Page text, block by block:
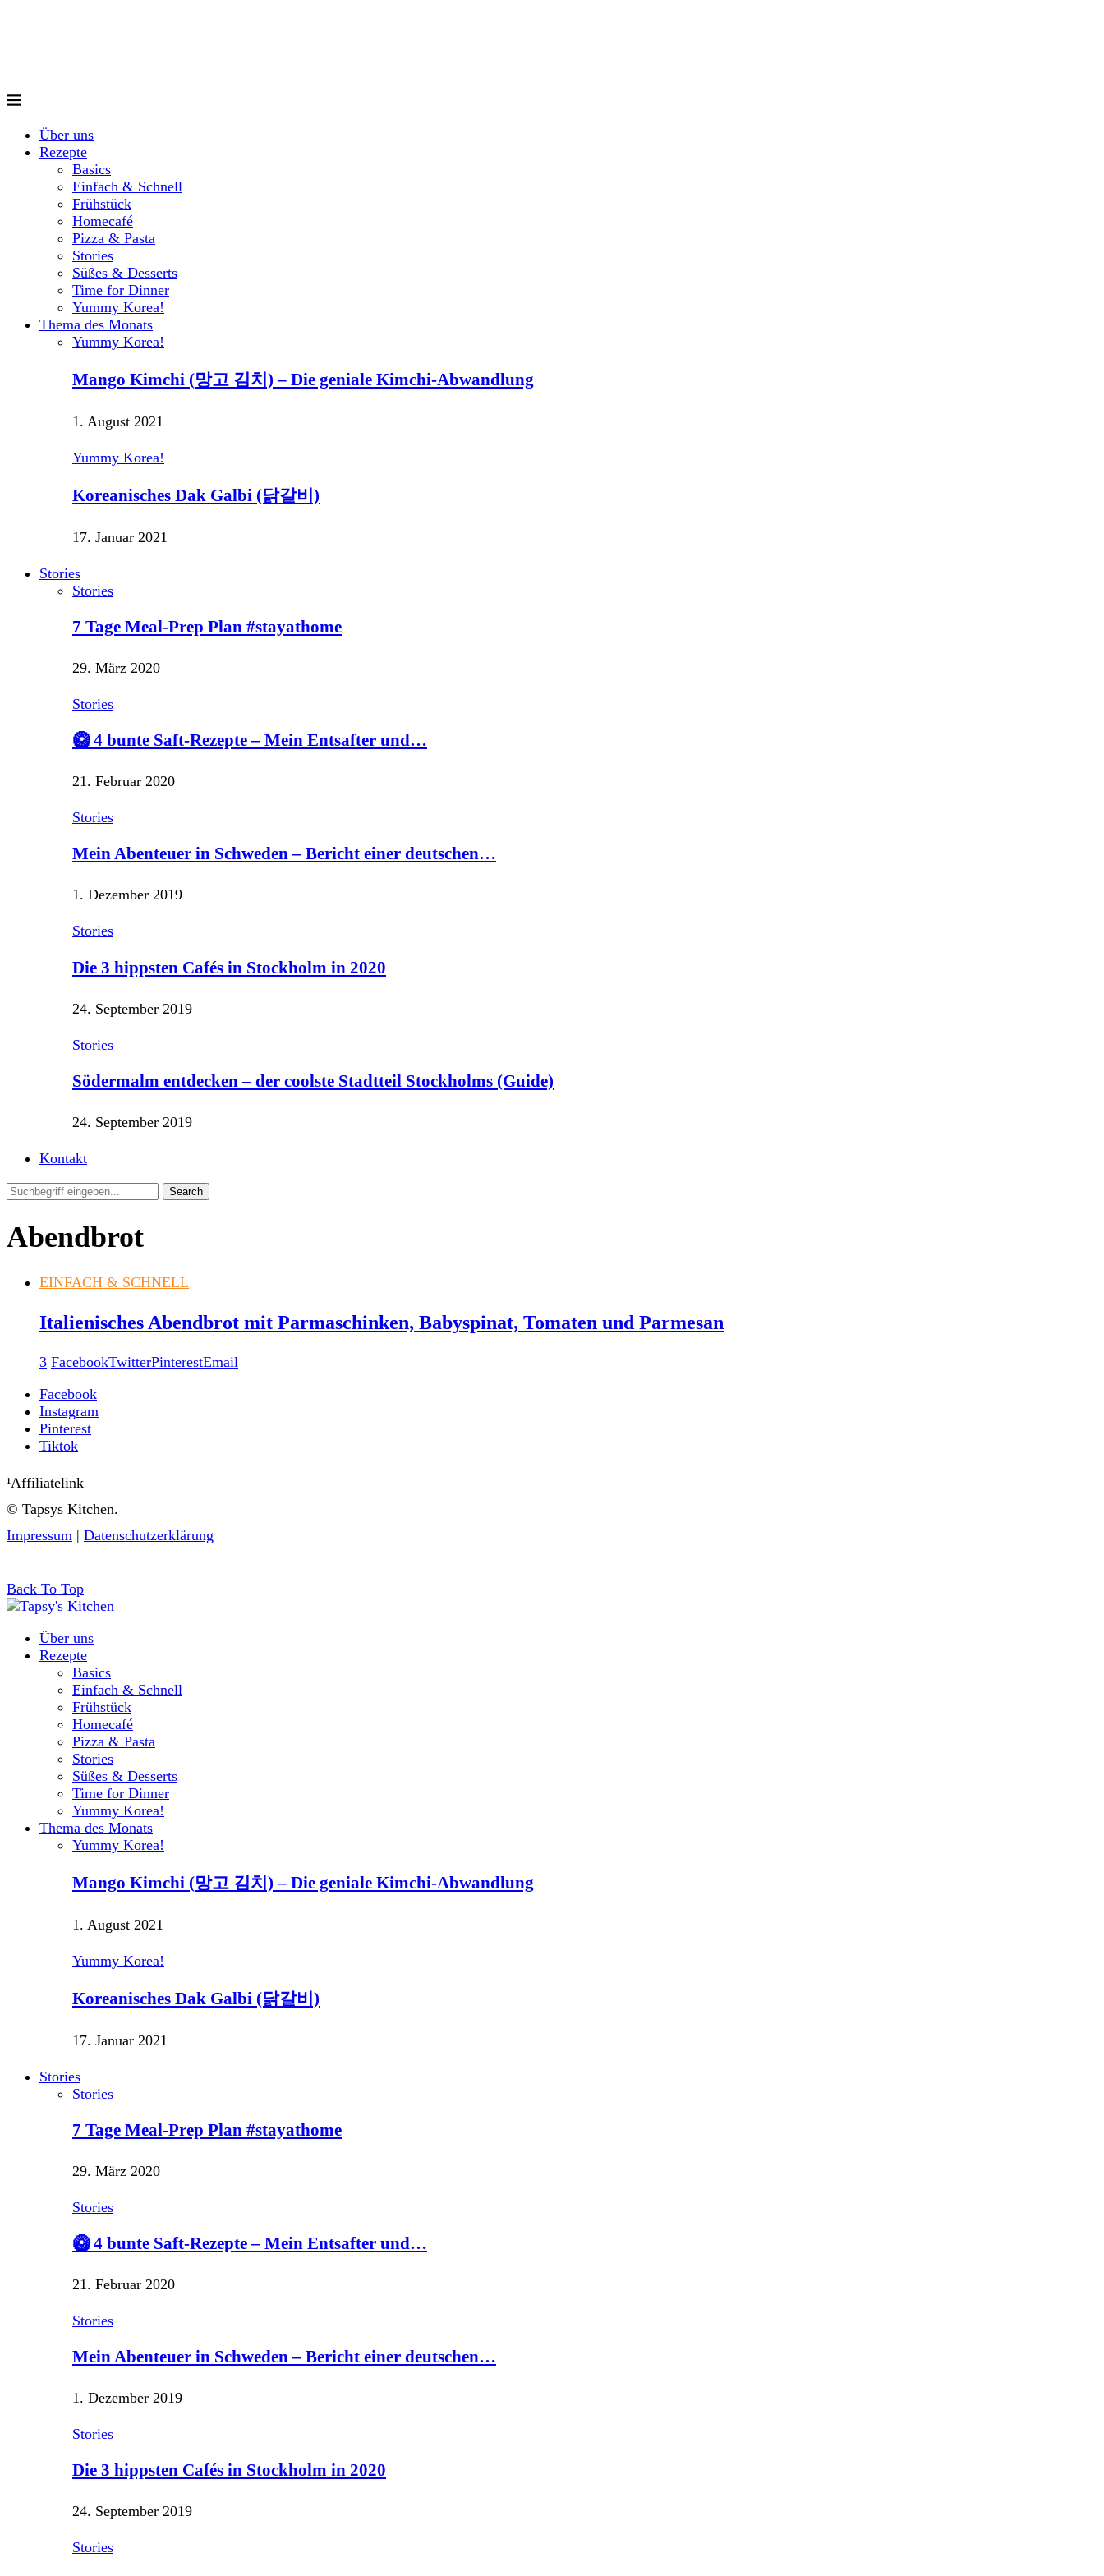
Über uns
Rezepte
Basics
Einfach & Schnell
Frühstück
Homecafé
Pizza & Pasta
Stories
Süßes & Desserts
Time for Dinner
Yummy Korea!
Thema des Monats
Yummy Korea!
Mango Kimchi (망고 김치) – Die geniale Kimchi-Abwandlung
1. August 2021
Yummy Korea!
Koreanisches Dak Galbi (닭갈비)
17. Januar 2021
Stories
Stories
7 Tage Meal-Prep Plan #stayathome
29. März 2020
Stories
🥝 4 bunte Saft-Rezepte – Mein Entsafter und…
21. Februar 2020
Stories
Mein Abenteuer in Schweden – Bericht einer deutschen…
1. Dezember 2019
Stories
Die 3 hippsten Cafés in Stockholm in 2020
24. September 2019
Stories
Södermalm entdecken – der coolste Stadtteil Stockholms (Guide)
24. September 2019
Kontakt
Abendbrot
EINFACH & SCHNELL
Italienisches Abendbrot mit Parmaschinken, Babyspinat, Tomaten und Parmesan
3 FacebookTwitterPinterestEmail
Facebook
Instagram
Pinterest
Tiktok
¹Affiliatelink
© Tapsys Kitchen.
Impressum | Datenschutzerklärung
Back To Top
Über uns
Rezepte
Basics
Einfach & Schnell
Frühstück
Homecafé
Pizza & Pasta
Stories
Süßes & Desserts
Time for Dinner
Yummy Korea!
Thema des Monats
Yummy Korea!
Mango Kimchi (망고 김치) – Die geniale Kimchi-Abwandlung
1. August 2021
Yummy Korea!
Koreanisches Dak Galbi (닭갈비)
17. Januar 2021
Stories
Stories
7 Tage Meal-Prep Plan #stayathome
29. März 2020
Stories
🥝 4 bunte Saft-Rezepte – Mein Entsafter und…
21. Februar 2020
Stories
Mein Abenteuer in Schweden – Bericht einer deutschen…
1. Dezember 2019
Stories
Die 3 hippsten Cafés in Stockholm in 2020
24. September 2019
Stories